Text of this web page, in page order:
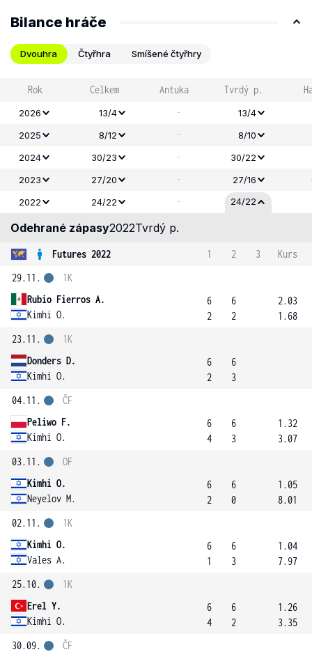
Bilance hráče
Dvouhra Čtyřhra Smíšené čtyřhry
Rok Celkem Antuka Tvrdý p.
2026 13/4 -
13/4
2025
8/12 -
8/10
2024
30/23 -
30/22
2023
27/20 - 27/16
2022
24/22 - 24/22
Odehrané zápasy2022Tvrdý p.
Futures 2022 1 2 3
Kurs
29.11.
Rubio Fierros A.
Kimhi O.
1K
6
2
6
2
2.03
1.68
23.11.
Donders D.
Kimhi O.
1K
6
2
6
3
04.11.
Peliwo F.
Kimhi O.
ČF
6
4
6
3
1.32
3.07
03.11.
Kimhi O.
Neyelov M.
OF
6
2
6
0
1.05
8.01
02.11.
Kimhi O.
Vales A.
1K
6
1
6
3
1.04
7.97
25.10.
Erel Y.
Kimhi O.
1K
6
4
6
2
1.26
3.35
30.09.
ČF